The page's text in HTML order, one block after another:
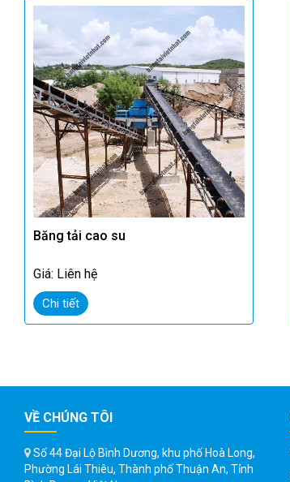
Băng tải cao su
Giá: Liên hệ
Chi tiết
VỀ CHÚNG TÔI
Số 44 Đại Lộ Bình Dương, khu phố Hoà Long,
Phường Lái Thiêu, Thành phố Thuận An, Tỉnh